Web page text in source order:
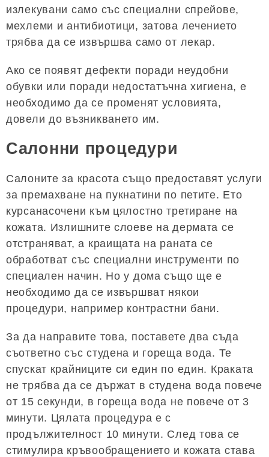
излекувани само със специални спрейове,
мехлеми и антибиотици, затова лечението
трябва да се извършва само от лекар.
Ако се появят дефекти поради неудобни
обувки или поради недостатъчна хигиена, е
необходимо да се променят условията,
довели до възникването им.
Салонни процедури
Салоните за красота също предоставят услуги
за премахване на пукнатини по петите. Ето
курсанасочени към цялостно третиране на
кожата. Излишните слоеве на дермата се
отстраняват, а краищата на раната се
обработват със специални инструменти по
специален начин. Но у дома също ще е
необходимо да се извършват някои
процедури, например контрастни бани.
За да направите това, поставете два съда
съответно със студена и гореща вода. Те
спускат крайниците си един по един. Краката
не трябва да се държат в студена вода повече
от 15 секунди, в гореща вода не повече от 3
минути. Цялата процедура е с
продължителност 10 минути. След това се
стимулира кръвообращението и кожата става